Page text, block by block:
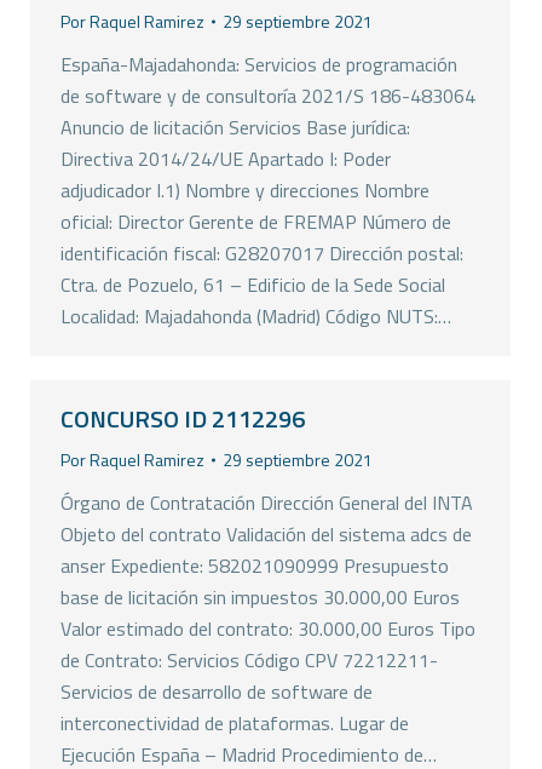
PorRaquel Ramirez 29 septiembre 2021
España-Majadahonda: Servicios de programación
de software y de consultoría 2021/S 186-483064
Anuncio de licitación Servicios Base jurídica:
Directiva 2014/24/UE Apartado I: Poder
adjudicador I.1) Nombre y direcciones Nombre
oficial: Director Gerente de FREMAP Número de
identificación fiscal: G28207017 Dirección postal:
Ctra. de Pozuelo, 61 – Edificio de la Sede Social
Localidad: Majadahonda (Madrid) Código NUTS:…
CONCURSO ID 2112296
PorRaquel Ramirez 29 septiembre 2021
Órgano de Contratación Dirección General del INTA
Objeto del contrato Validación del sistema adcs de
anser Expediente: 582021090999 Presupuesto
base de licitación sin impuestos 30.000,00 Euros
Valor estimado del contrato: 30.000,00 Euros Tipo
de Contrato: Servicios Código CPV 72212211-
Servicios de desarrollo de software de
interconectividad de plataformas. Lugar de
Ejecución España – Madrid Procedimiento de…